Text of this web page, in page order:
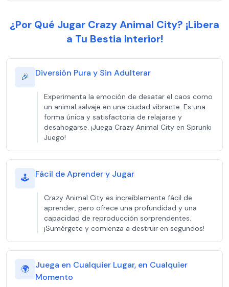
¿Por Qué Jugar Crazy Animal City? ¡Libera
a Tu Bestia Interior!
🎉 Diversión Pura y Sin Adulterar
Experimenta la emoción de desatar el caos como
un animal salvaje en una ciudad vibrante. Es una
forma única y satisfactoria de relajarse y
desahogarse. ¡Juega Crazy Animal City en Sprunki
Juego!
🕹️ Fácil de Aprender y Jugar
Crazy Animal City es increíblemente fácil de
aprender, pero ofrece una profundidad y una
capacidad de reproducción sorprendentes.
¡Sumérgete y comienza a destruir en segundos!
🌍
Juega en Cualquier Lugar, en Cualquier
Momento